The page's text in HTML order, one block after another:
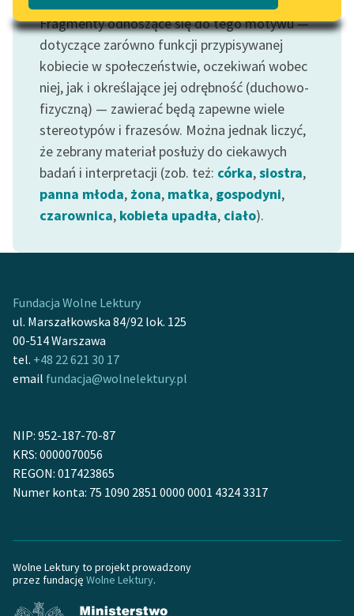
Lektury szkolne i klasyka
literatury do słuchania dla
uczennic i uczniów z
niepełnosprawnościami
E-kolekcja lektur
szkolnych i literatury do
słuchania dla uczennic i
uczniów z
niepełnosprawnościami
Feministyczne inspiracje.
Ręce pełne poezji
Kolekcje edukacyjne
twórców przechodzących
do domeny publicznej,
Odkurzamy bohaterów
Szkoła Poezji Wolnych
Lektur
Kontakt
Fragmenty odnoszące się do tego motywu —
dotyczące zarówno funkcji przypisywanej
kobiecie w społeczeństwie, oczekiwań wobec
niej, jak i określające jej odrębność (duchowo-
fizyczną) — zawierać będą zapewne wiele
stereotypów i frazesów. Można jednak liczyć,
że zebrany materiał posłuży do ciekawych
badań i interpretacji (zob. też: córka,siostra,
panna młoda, żona, matka, gospodyni,
czarownica, kobieta upadła, ciało).
Fundacja Wolne Lektury
ul. Marszałkowska 84/92 lok. 125
00-514 Warszawa
tel. +48 22 621 30 17
email fundacja@wolnelektury.pl
NIP: 952-187-70-87
KRS: 0000070056
REGON: 017423865
Numer konta: 75 1090 2851 0000 0001 4324 3317
Wolne Lektury to projekt prowadzony
przez fundację Wolne Lektury.